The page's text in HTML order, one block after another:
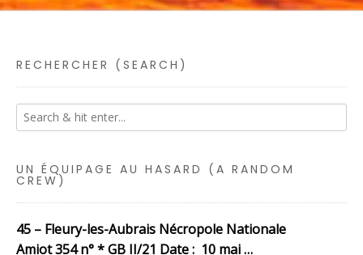
RECHERCHER (SEARCH)
UN ÉQUIPAGE AU HASARD (A RANDOM
CREW)
45 – Fleury-les-Aubrais Nécropole Nationale
Amiot 354 n° * GB II/21 Date : 10 mai …